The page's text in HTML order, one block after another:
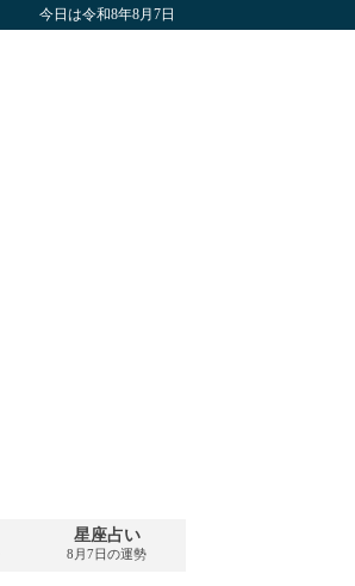
今日は令和8年8月7日
星座占い
8月7日の運勢